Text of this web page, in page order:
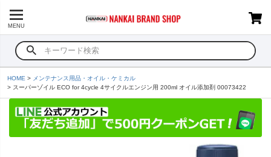
MENU
HOME
メンテナンス用品・オイル・ケミカル
スーパーゾイル ECO for 4cycle 4サイクルエンジン用 200ml オイル添加剤 00073422